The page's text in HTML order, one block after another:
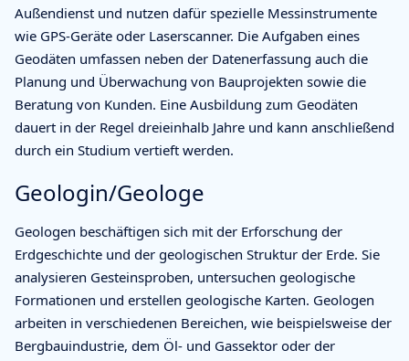
Außendienst und nutzen dafür spezielle Messinstrumente
wie GPS-Geräte oder Laserscanner. Die Aufgaben eines
Geodäten umfassen neben der Datenerfassung auch die
Planung und Überwachung von Bauprojekten sowie die
Beratung von Kunden. Eine Ausbildung zum Geodäten
dauert in der Regel dreieinhalb Jahre und kann anschließend
durch ein Studium vertieft werden.
Geologin/Geologe
Geologen beschäftigen sich mit der Erforschung der
Erdgeschichte und der geologischen Struktur der Erde. Sie
analysieren Gesteinsproben, untersuchen geologische
Formationen und erstellen geologische Karten. Geologen
arbeiten in verschiedenen Bereichen, wie beispielsweise der
Bergbauindustrie, dem Öl- und Gassektor oder der